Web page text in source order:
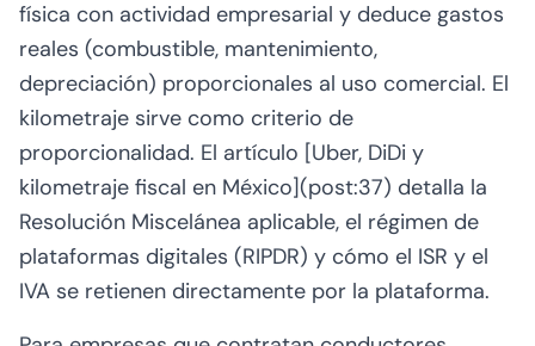
física con actividad empresarial y deduce gastos
reales (combustible, mantenimiento,
depreciación) proporcionales al uso comercial. El
kilometraje sirve como criterio de
proporcionalidad. El artículo [Uber, DiDi y
kilometraje fiscal en México](post:37) detalla la
Resolución Miscelánea aplicable, el régimen de
plataformas digitales (RIPDR) y cómo el ISR y el
IVA se retienen directamente por la plataforma.